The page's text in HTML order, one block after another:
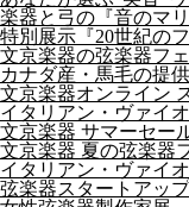
楽器と弓の『音のマ
特別展示『20世紀の
文京楽器の弦楽器フ
カナダ産・馬毛の提
文京楽器オンライン
イタリアン・ヴァイ
文京楽器 サマーセー
文京楽器 夏の弦楽器
イタリアン・ヴァイ
弦楽器スタートアッ